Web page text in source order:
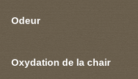
Odeur
Oxydation de la chair